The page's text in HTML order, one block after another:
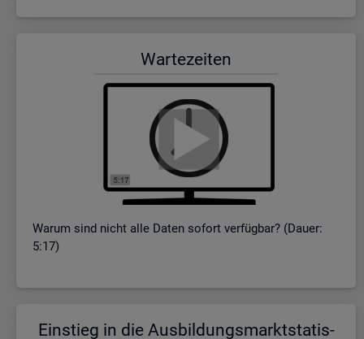
War­te­zei­ten
Warum sind nicht alle Daten so­fort ver­füg­bar? (Dauer:
5:17)
Ein­stieg in die Aus­bil­dungs­markt­sta­tis­